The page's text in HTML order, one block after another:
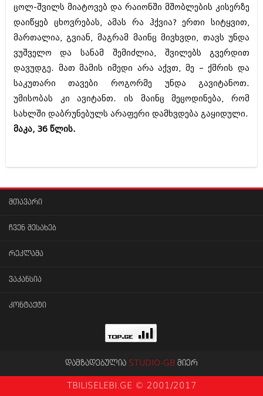
თებერვალი 2015 (286)
იანვარი 2015 (247)
ნოემბერი 2014 (290)
ოქტომბერი 2014 (292)
სექტემბერი 2014 (394)
აგვისტო 2014 (248)
ივლისი 2014 (313)
ივნისი 2014 (366)
მაისი 2014 (313)
აპრილი 2014 (290)
მარტი 2014 (413)
სექტემბერი 2013 (368)
ივლისი 2013 (182)
იანვარი 2013 (334)
ნოემბერი 2012 (295)
ოქტომბერი 2012 (350)
აგვისტო 2012 (268)
ივნისი 2012 (282)
ცოლ-შვილს მიატოვებ და რაიონში მშობლების კისერზე
დაიწყებ ცხოვრებას, ამას რა ჰქვია? ერთი სიტყვით,
მართალია, გვიან, მაგრამ მაინც მივხვდი, თავს უნდა
ვუშველო და სანამ შემიძლია, შვილებს გვერდით
დავუდგე. მათ მამის იმედი არა აქვთ, მე – ქმრის და
საკუთარი თავები როგორმე უნდა გავიტანოთ.
უმისობას კი ავიტანთ. ის მაინც მეცოდინება, რომ
სახლში დაბრუნებულს არაფერი დამხვდება გაყიდული.
მაკა, 36 წლის.
მთავარი
ჩვენ შესახებ
რეკლამა
ვაკანსია
კონტაქტი
დამზადებულია STUDIO-GB მიერ
TBILISELEBI.GE © 2001/2017